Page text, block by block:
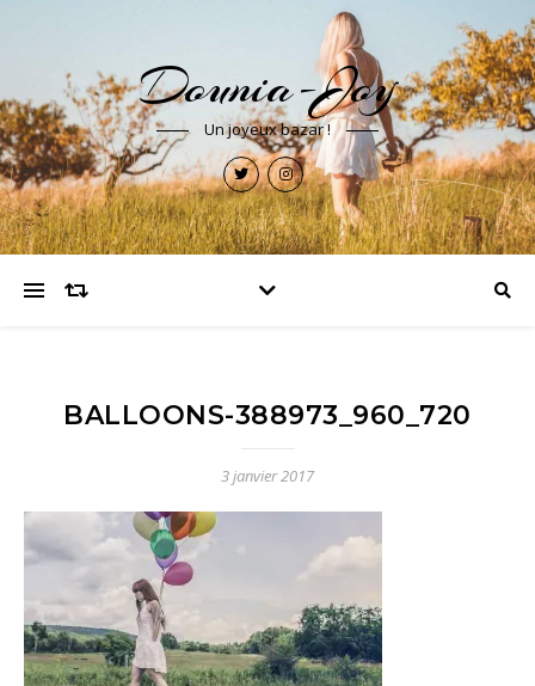
Dounia-Joy
Un joyeux bazar !
BALLOONS-388973_960_720
3 janvier 2017